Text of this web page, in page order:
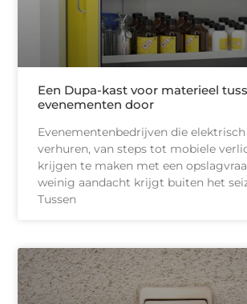
Een Dupa-kast voor materieel
evenementen door
Evenementenbedrijven die
verhuren, van steps tot mobiele
krijgen te maken met een
weinig aandacht krijgt buiten het
Tussen